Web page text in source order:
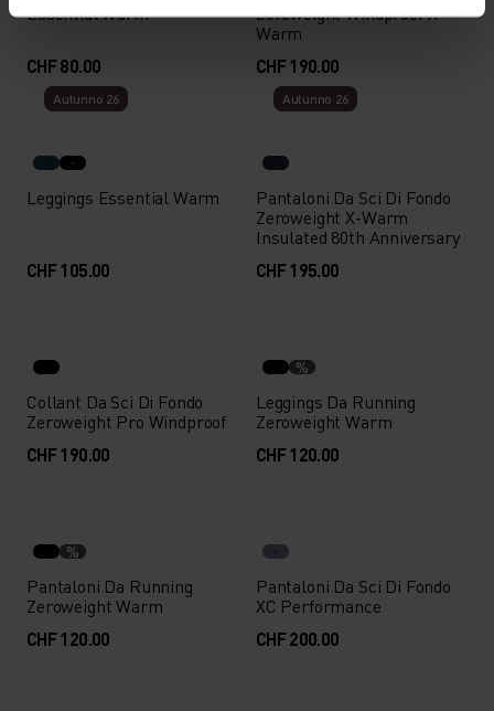
Essential Warm
CHF 80.00
Zeroweight Windproof X
Warm
CHF 190.00
Autunno 26
Leggings Essential Warm
CHF 105.00
Autunno 26
Pantaloni Da Sci Di Fondo
Zeroweight X-Warm
Insulated 80th Anniversary
CHF 195.00
Collant Da Sci Di Fondo
Zeroweight Pro Windproof
CHF 190.00
%
Leggings Da Running
Zeroweight Warm
CHF 120.00
%
Pantaloni Da Running
Zeroweight Warm
CHF 120.00
Pantaloni Da Sci Di Fondo
XC Performance
CHF 200.00